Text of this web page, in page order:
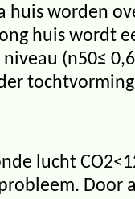
huis worden
huis wordt
(n50≤
lucht
Door